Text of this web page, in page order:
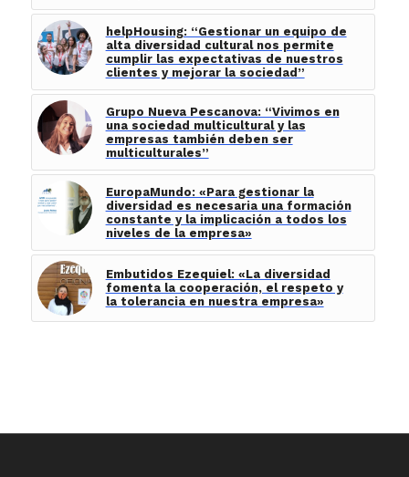
helpHousing: “Gestionar un equipo de
alta diversidad cultural nos permite
cumplir las expectativas de nuestros
clientes y mejorar la sociedad”
Grupo Nueva Pescanova: “Vivimos en
una sociedad multicultural y las
empresas también deben ser
multiculturales”
EuropaMundo: «Para gestionar la
diversidad es necesaria una formación
constante y la implicación a todos los
niveles de la empresa»
Embutidos Ezequiel: «La diversidad
fomenta la cooperación, el respeto y
la tolerancia en nuestra empresa»